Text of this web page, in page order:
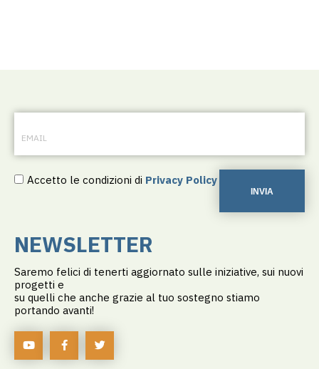
Accetto le condizioni di Privacy Policy
INVIA
NEWSLETTER
Saremo felici di tenerti aggiornato sulle iniziative, sui nuovi
progetti e
su quelli che anche grazie al tuo sostegno stiamo
portando avanti!